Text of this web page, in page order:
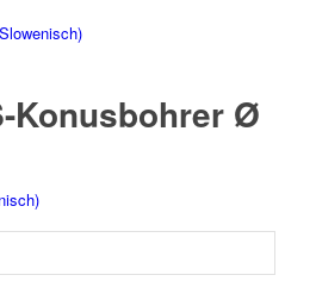
)
)
Konusbohrer Ø